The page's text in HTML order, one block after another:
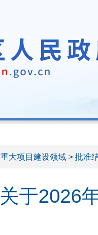
重大项目建设领域 > 批准
关于2026